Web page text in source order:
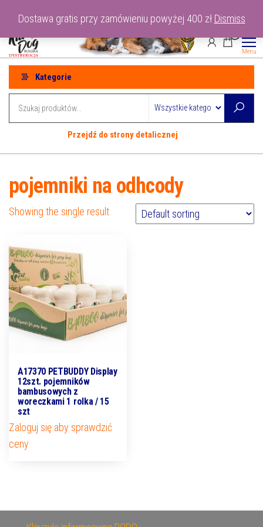
treści
Menu
Kategorie
Przejdź do strony detalicznej
pojemniki na odhcody
Showing the single result
A17370 PETBUDDY Display
12szt. pojemników
bambusowych z
woreczkami 1 rolka / 15
szt
Zaloguj się aby sprawdzić
ceny
Dostawa gratis przy zamówieniu powyżej 400 zł Dismiss